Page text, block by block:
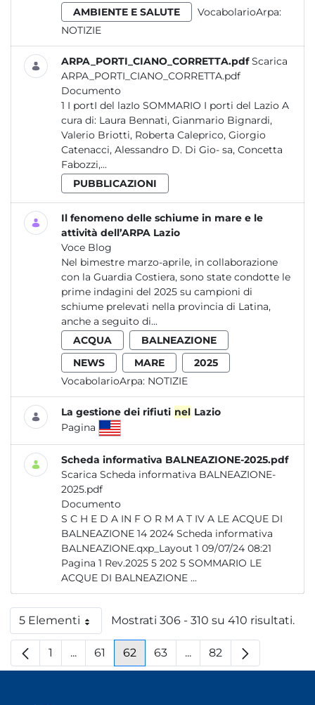
AMBIENTE E SALUTE
VocabolarioArpa:
NOTIZIE
ARPA_PORTI_CIANO_CORRETTA.pdf Scarica
ARPA_PORTI_CIANO_CORRETTA.pdf
Documento
1 I portI del lazIo SOMMARIO I porti del Lazio A
cura di: Laura Bennati, Gianmario Bignardi,
Valerio Briotti, Roberta Caleprico, Giorgio
Catenacci, Alessandro D. Di Gio- sa, Concetta
Fabozzi,...
PUBBLICAZIONI
Il fenomeno delle schiume in mare e le
attività dell’ARPA Lazio
Voce Blog
Nel bimestre marzo-aprile, in collaborazione
con la Guardia Costiera, sono state condotte le
prime indagini del 2025 su campioni di
schiume prelevati nella provincia di Latina,
anche a seguito di...
ACQUA
BALNEAZIONE
NEWS
MARE
2025
VocabolarioArpa: NOTIZIE
La gestione dei rifiuti nel Lazio
Pagina
Scheda informativa BALNEAZIONE-2025.pdf
Scarica Scheda informativa BALNEAZIONE-
2025.pdf
Documento
S C H E D A IN F O R M A T IV A LE ACQUE DI
BALNEAZIONE 14 2024 Scheda informativa
BALNEAZIONE.qxp_Layout 1 09/07/24 08:21
Pagina 1 Rev.2025 5 202 5 SOMMARIO LE
ACQUE DI BALNEAZIONE ...
5 ElementiPer paginaMostrati 306 - 310 su 410 risultati.
Pagina
1 ...Pagine intermedie
Pagina
61 Pagina
62 Pagina
63 ...Pagine intermedie
Pagina
82